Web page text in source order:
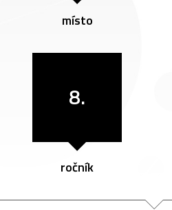
místo
8.
ročník